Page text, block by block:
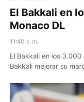
El Bakkali en
Monaco DL
11:40 a. m.
El Bakkali en los
Bakkali mejorar su